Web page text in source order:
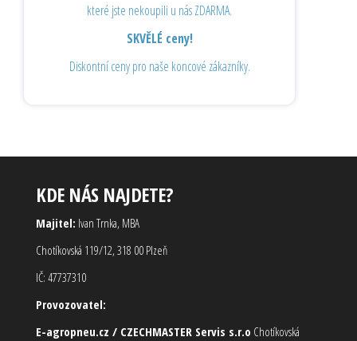
které jste nekoupili u nás ZDARMA.
SKVĚLÉ ceny!
Diskontní ceny pro naše koncové zákazníky.
KDE NÁS NAJDETE?
Majitel: Ivan Trnka, MBA
Chotíkovská 119/12, 318 00 Plzeň
IČ: 47737310
Provozovatel:
E-agropneu.cz / CZECHMASTER Servis s.r.o Chotíkovská